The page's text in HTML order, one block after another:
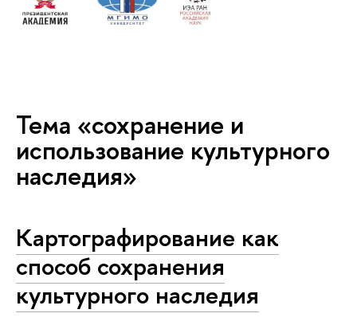
Тема «сохранение и
использование культурного
наследия»
Картографирование как
способ сохранения
культурного наследия